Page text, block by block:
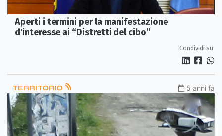
Aperti i termini per la manifestazione
d'interesse ai “Distretti del cibo”
Condividi su:
TERRITORIO 5 anni fa